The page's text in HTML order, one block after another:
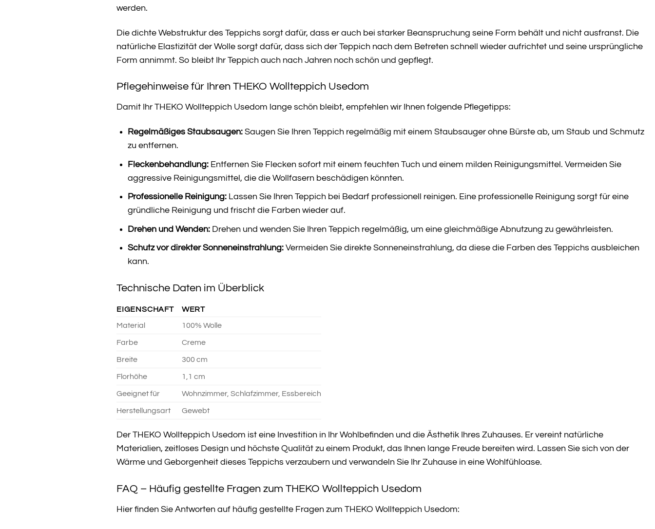
werden.
Die dichte Webstruktur des Teppichs sorgt dafür, dass er auch bei starker Beanspruchung seine Form behält und nicht ausfranst. Die
natürliche Elastizität der Wolle sorgt dafür, dass sich der Teppich nach dem Betreten schnell wieder aufrichtet und seine ursprüngliche
Form annimmt. So bleibt Ihr Teppich auch nach Jahren noch schön und gepflegt.
Pflegehinweise für Ihren THEKO Wollteppich Usedom
Damit Ihr THEKO Wollteppich Usedom lange schön bleibt, empfehlen wir Ihnen folgende Pflegetipps:
Regelmäßiges Staubsaugen:Saugen Sie Ihren Teppich regelmäßig mit einem Staubsauger ohne Bürste ab, um Staub und Schmutz
zu entfernen.
Fleckenbehandlung:Entfernen Sie Flecken sofort mit einem feuchten Tuch und einem milden Reinigungsmittel. Vermeiden Sie
aggressive Reinigungsmittel, die die Wollfasern beschädigen könnten.
Professionelle Reinigung:Lassen Sie Ihren Teppich bei Bedarf professionell reinigen. Eine professionelle Reinigung sorgt für eine
gründliche Reinigung und frischt die Farben wieder auf.
Drehen und Wenden:Drehen und wenden Sie Ihren Teppich regelmäßig, um eine gleichmäßige Abnutzung zu gewährleisten.
Schutz vor direkter Sonneneinstrahlung:Vermeiden Sie direkte Sonneneinstrahlung, da diese die Farben des Teppichs ausbleichen
kann.
Technische Daten im Überblick
EIGENSCHAFT WERT
Material 100% Wolle
Farbe Creme
Breite 300 cm
Florhöhe 1,1 cm
Geeignet für Wohnzimmer, Schlafzimmer, Essbereich
Herstellungsart Gewebt
Der THEKO Wollteppich Usedom ist eine Investition in Ihr Wohlbefinden und die Ästhetik Ihres Zuhauses. Er vereint natürliche
Materialien, zeitloses Design und höchste Qualität zu einem Produkt, das Ihnen lange Freude bereiten wird. Lassen Sie sich von der
Wärme und Geborgenheit dieses Teppichs verzaubern und verwandeln Sie Ihr Zuhause in eine Wohlfühloase.
FAQ – Häufig gestellte Fragen zum THEKO Wollteppich Usedom
Hier finden Sie Antworten auf häufig gestellte Fragen zum THEKO Wollteppich Usedom: